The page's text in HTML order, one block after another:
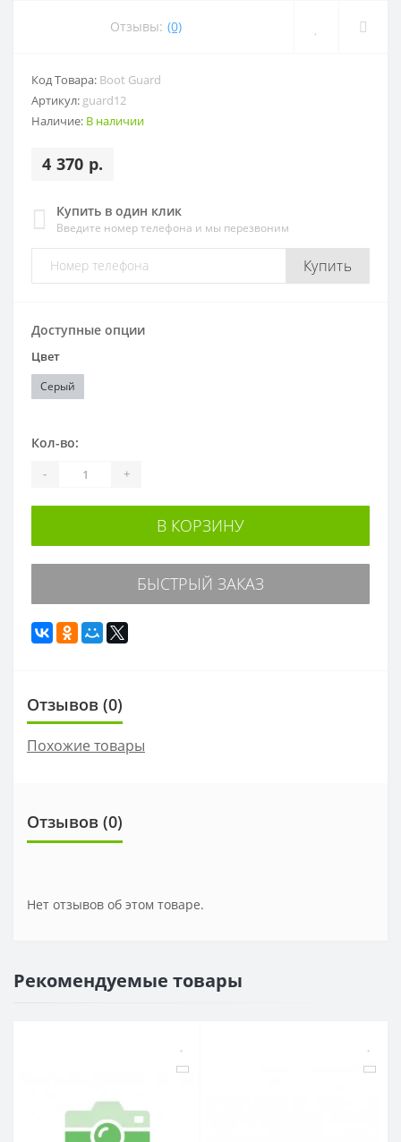
Отзывы: (0)
Код Товара: Boot Guard
Артикул: guard12
Наличие: В наличии
4 370 р.
Купить в один клик
Введите номер телефона и мы перезвоним
Купить
Доступные опции
Цвет
Серый
Кол-во:
- +
В КОРЗИНУ
БЫСТРЫЙ ЗАКАЗ
Отзывов (0)
Похожие товары
Отзывов (0)
Нет отзывов об этом товаре.
Рекомендуемые товары